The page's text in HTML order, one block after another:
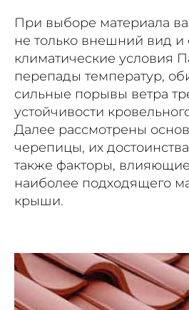
При выборе материала
не только внешний вид и
климатические условия
перепады температур,
сильные порывы ветра
устойчивости
Далее рассмотрены
черепицы, их
также факторы,
наиболее подходящего
крыши.